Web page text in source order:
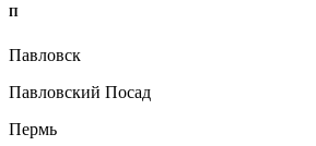
П
Павловск
Павловский Посад
Пермь